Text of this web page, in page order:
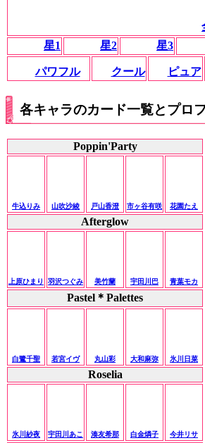
星1
星2 星3
パワフル クール ピュア
各キャラのカード一覧とプロ
Poppin'Party
牛込りみ 山吹沙綾 戸山香澄 市ヶ谷有咲 花園たえ
Afterglow
上原ひまり 羽沢つぐみ 美竹蘭 宇田川巴 青葉モカ
Pastel＊Palettes
白鷺千聖 若宮イヴ 丸山彩 大和麻弥 氷川日菜
Roselia
氷川紗夜 宇田川あこ 湊友希那 白金燐子 今井リサ